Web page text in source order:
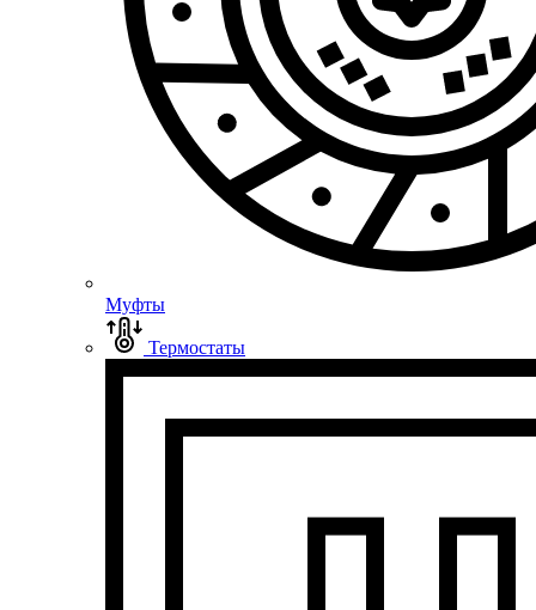
Муфты
Термостаты